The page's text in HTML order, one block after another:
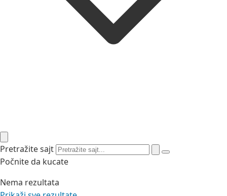
Pretražite sajt
Počnite da kucate
Nema rezultata